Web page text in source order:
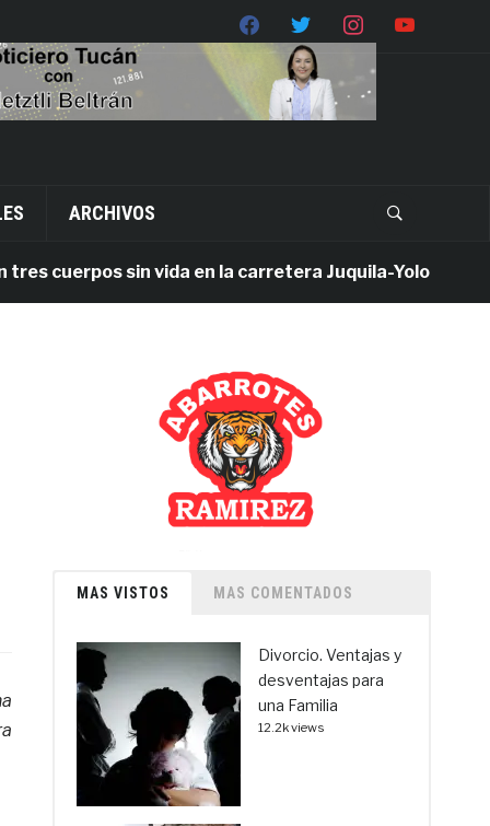
ARCHIVOS
sin vida en la carretera Juquila-Yolotepec;
MAS VISTOS MAS COMENTADOS
Divorcio. Ventajas y
desventajas para
una Familia
12.2k views